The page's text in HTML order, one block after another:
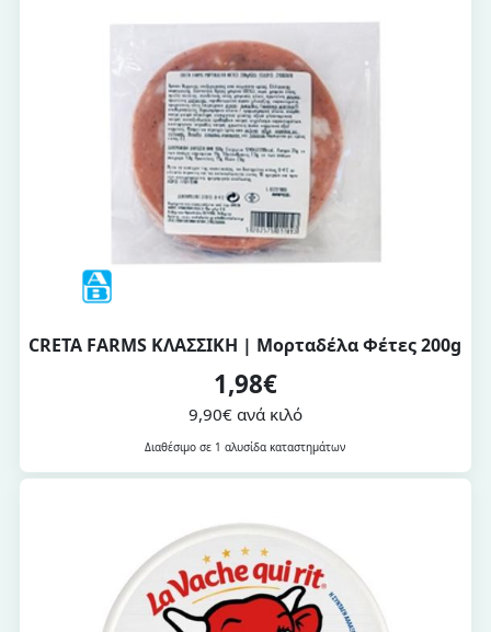
CRETA FARMS ΚΛΑΣΣΙΚΗ | Μορταδέλα Φέτες 200g
1,98€
9,90€ ανά κιλό
Διαθέσιμο σε 1 αλυσίδα καταστημάτων